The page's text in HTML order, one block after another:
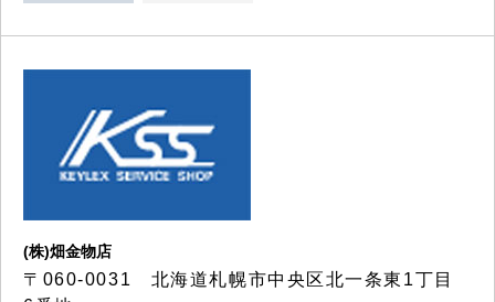
(株)畑金物店
〒060-0031 北海道札幌市中央区北一条東1丁目